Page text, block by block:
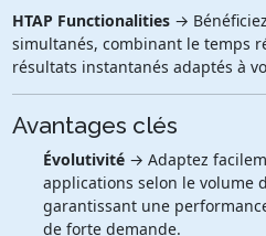
HTAP Functionalities→
simultanés, combinant le temps
résultats instantanés adaptés à
Avantages clés
Évolutivité→ Adaptez
applications selon le volume
garantissant une
de forte demande.